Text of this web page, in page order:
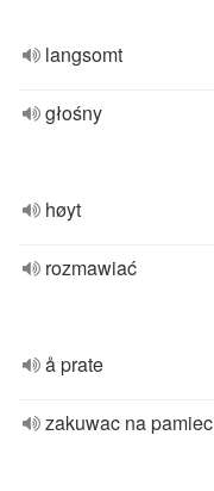
langsomt
głośny
høyt
rozmawiać
å prate
zakuwac na pamiec